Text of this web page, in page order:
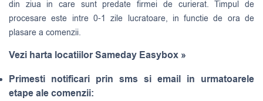
din ziua in care sunt predate firmei de curierat. Timpul de
procesare este intre 0-1 zile lucratoare, in functie de ora de
plasare a comenzii.
Vezi harta locatiilor Sameday Easybox »
Primesti notificari prin sms si email in urmatoarele
etape ale comenzii: